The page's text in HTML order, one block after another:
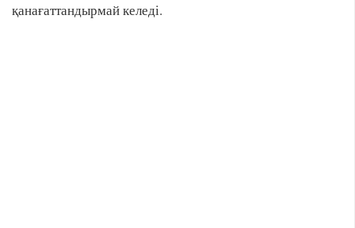
қанағаттандырмай келеді.